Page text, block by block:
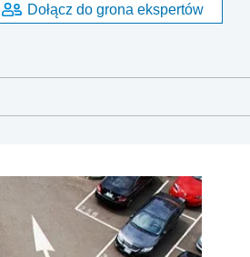
Dołącz do grona ekspertów